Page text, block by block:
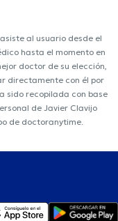
al usuario desde el
hasta el momento en
doctor de su elección,
directamente con él por
sido recopilada con base
de Javier Clavijo
de doctoranytime.